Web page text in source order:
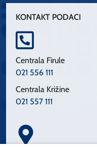
KONTAKT PODACI
Centrala Firule
021 556 111
Centrala Križine
021 557 111